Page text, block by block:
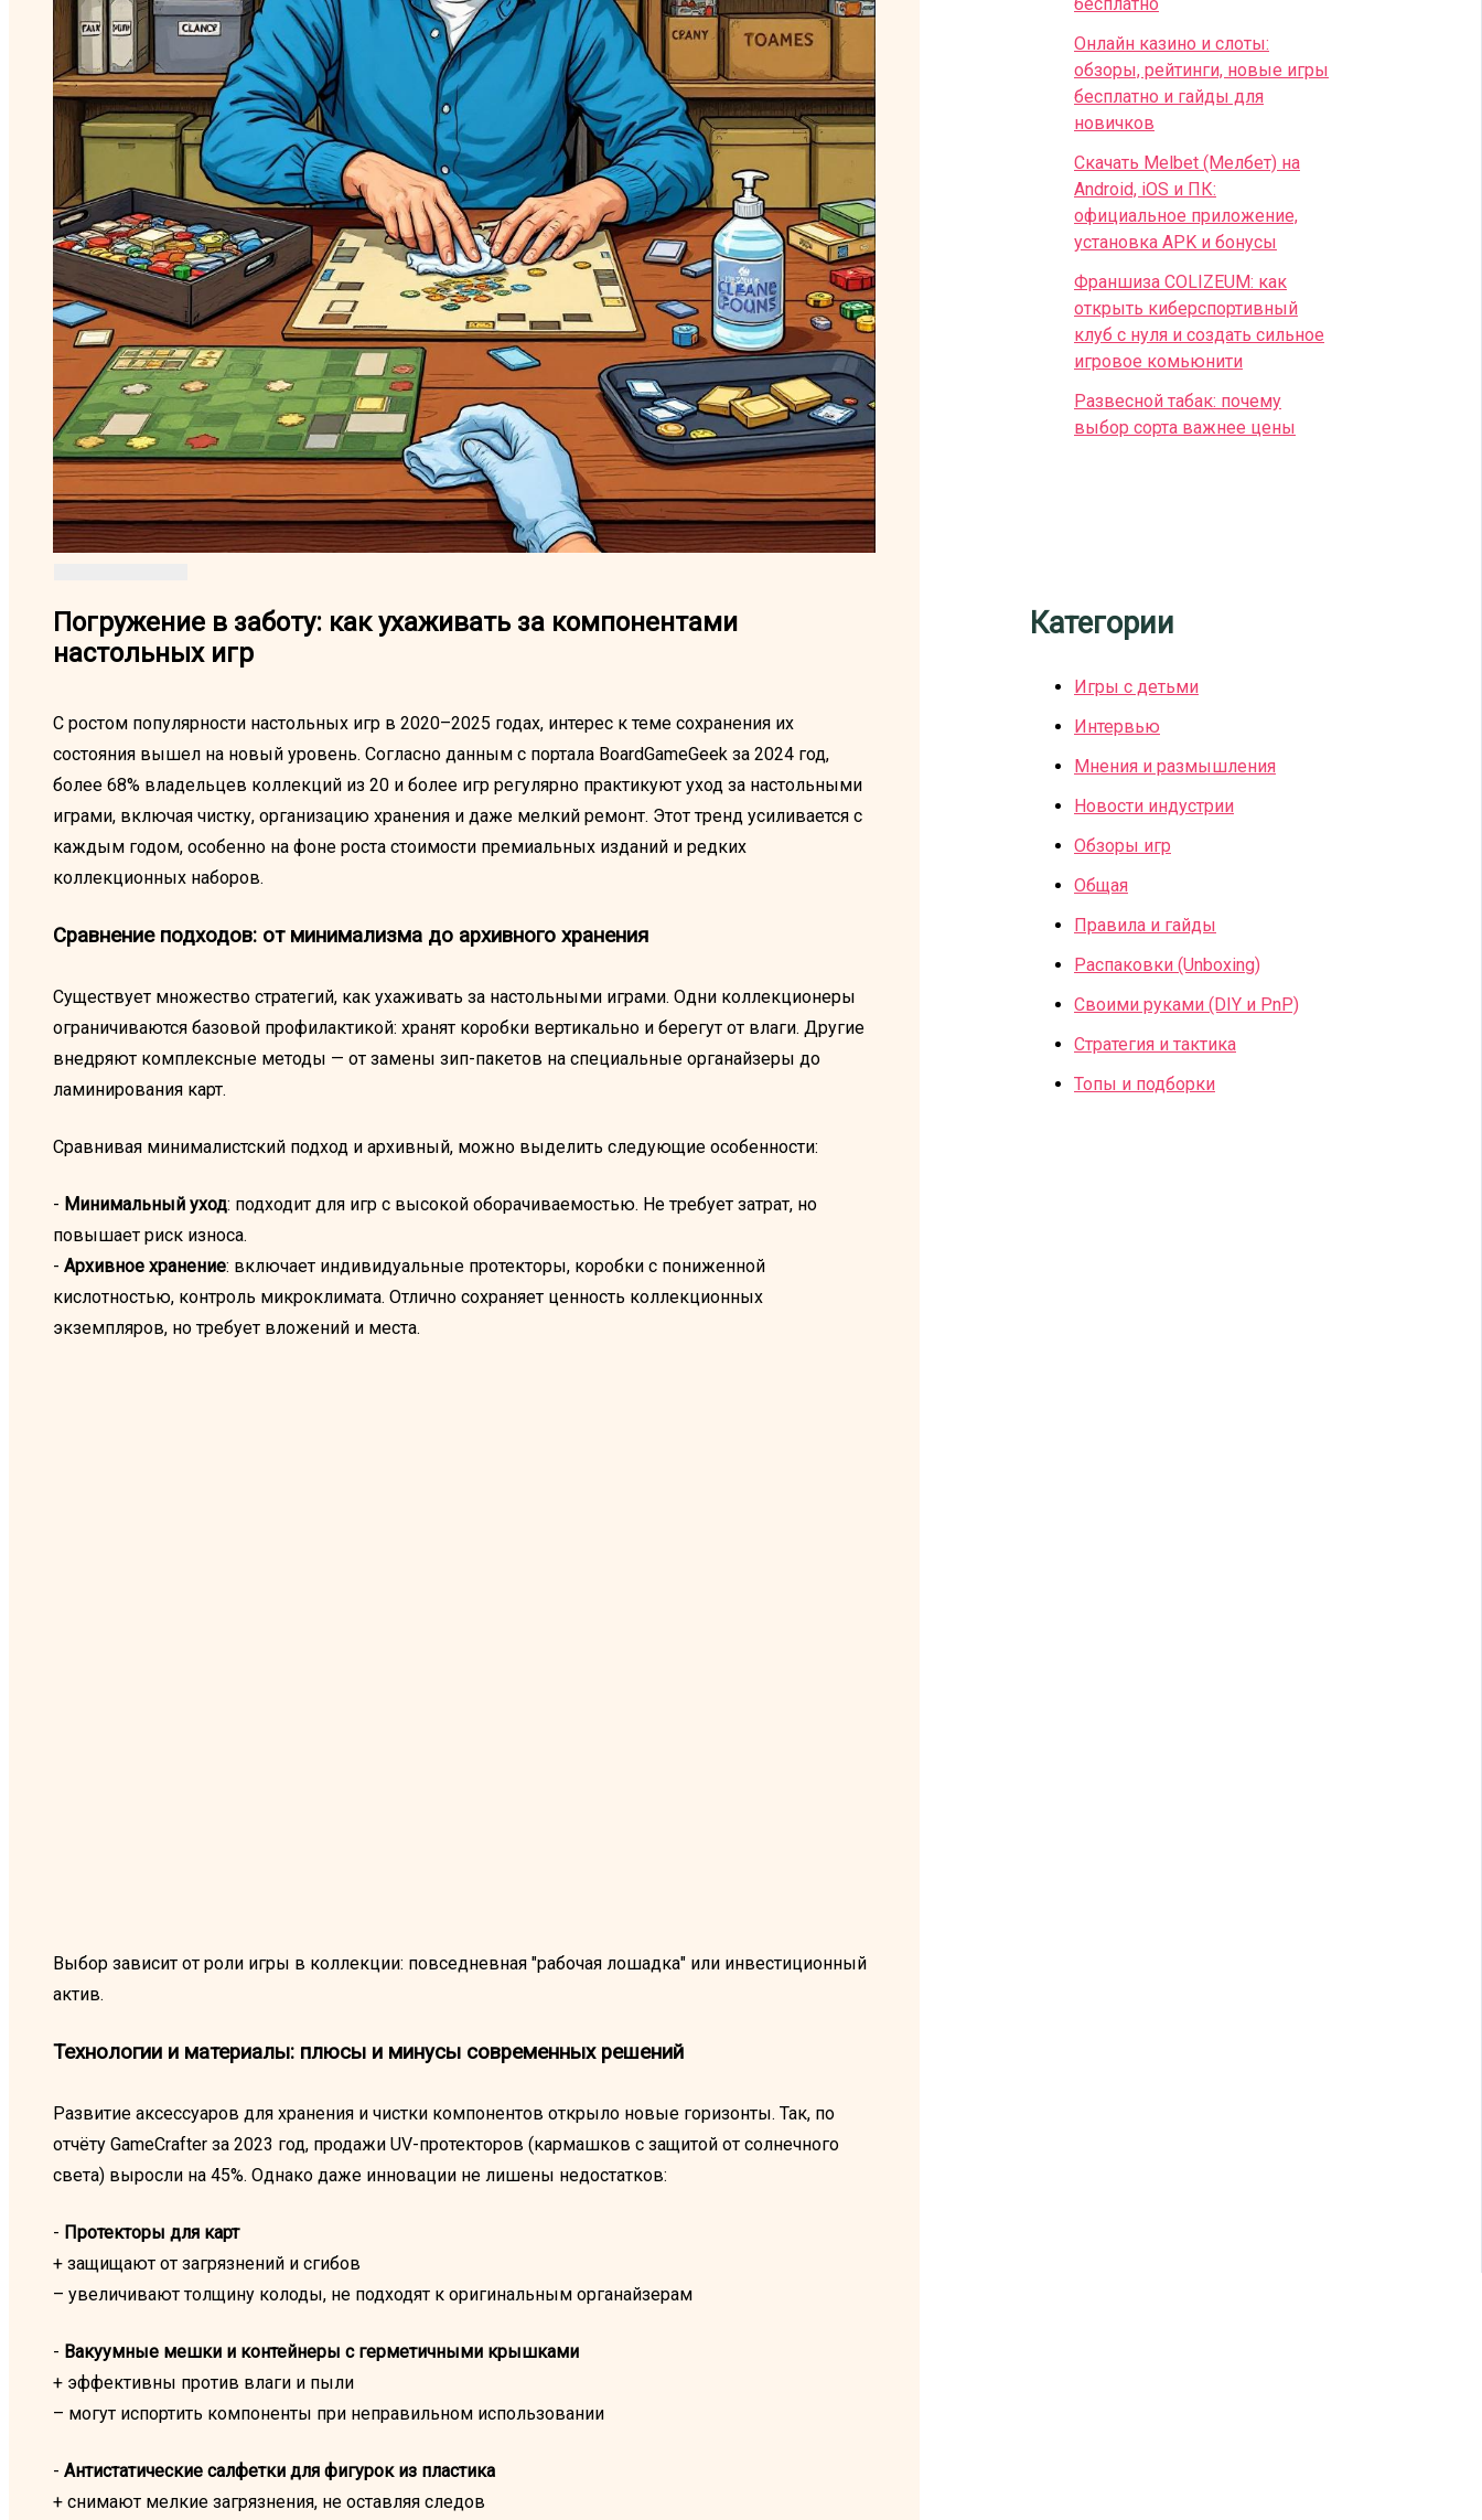
Погружение в заботу: как ухаживать за компонентами
настольных игр
С ростом популярности настольных игр в 2020–2025 годах, интерес к теме сохранения их
состояния вышел на новый уровень. Согласно данным с портала BoardGameGeek за 2024 год,
более 68% владельцев коллекций из 20 и более игр регулярно практикуют уход за настольными
играми, включая чистку, организацию хранения и даже мелкий ремонт. Этот тренд усиливается с
каждым годом, особенно на фоне роста стоимости премиальных изданий и редких
коллекционных наборов.
Сравнение подходов: от минимализма до архивного хранения
Существует множество стратегий, как ухаживать за настольными играми. Одни коллекционеры
ограничиваются базовой профилактикой: хранят коробки вертикально и берегут от влаги. Другие
внедряют комплексные методы — от замены зип-пакетов на специальные органайзеры до
ламинирования карт.
Сравнивая минималистский подход и архивный, можно выделить следующие особенности:
- Минимальный уход: подходит для игр с высокой оборачиваемостью. Не требует затрат, но
повышает риск износа.
- Архивное хранение: включает индивидуальные протекторы, коробки с пониженной
кислотностью, контроль микроклимата. Отлично сохраняет ценность коллекционных
экземпляров, но требует вложений и места.
Выбор зависит от роли игры в коллекции: повседневная "рабочая лошадка" или инвестиционный
актив.
Технологии и материалы: плюсы и минусы современных решений
Развитие аксессуаров для хранения и чистки компонентов открыло новые горизонты. Так, по
отчёту GameCrafter за 2023 год, продажи UV-протекторов (кармашков с защитой от солнечного
света) выросли на 45%. Однако даже инновации не лишены недостатков:
- Протекторы для карт
+ защищают от загрязнений и сгибов
– увеличивают толщину колоды, не подходят к оригинальным органайзерам
- Вакуумные мешки и контейнеры с герметичными крышками
+ эффективны против влаги и пыли
– могут испортить компоненты при неправильном использовании
- Антистатические салфетки для фигурок из пластика
+ снимают мелкие загрязнения, не оставляя следов
Онлайн казино и слоты:
обзоры, рейтинги, новые игры
бесплатно и гайды для
новичков
Скачать Melbet (Мелбет) на
Android, iOS и ПК:
официальное приложение,
установка APK и бонусы
Франшиза COLIZEUM: как
открыть киберспортивный
клуб с нуля и создать сильное
игровое комьюнити
Развесной табак: почему
выбор сорта важнее цены
Категории
Игры с детьми
Интервью
Мнения и размышления
Новости индустрии
Обзоры игр
Общая
Правила и гайды
Распаковки (Unboxing)
Своими руками (DIY и PnP)
Стратегия и тактика
Топы и подборки